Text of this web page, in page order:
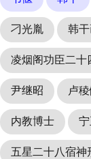
刁光胤 韩
凌烟阁功臣二十
尹继昭 卢
内教博士
五星二十八宿神